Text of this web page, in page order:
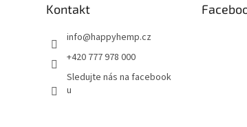
Kontakt
info@happyhemp.cz
+420 777 978 000
Sledujte nás na facebook
u